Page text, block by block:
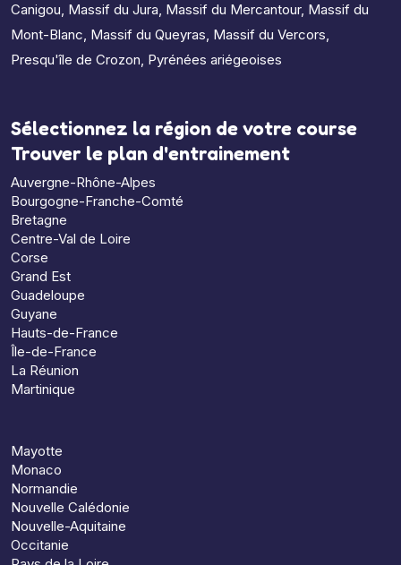
Canigou, Massif du Jura, Massif du Mercantour, Massif du
Mont-Blanc, Massif du Queyras, Massif du Vercors,
Presqu'île de Crozon, Pyrénées ariégeoises
Sélectionnez la région de votre course
Trouver le plan d'entrainement
Auvergne-Rhône-Alpes
Bourgogne-Franche-Comté
Bretagne
Centre-Val de Loire
Corse
Grand Est
Guadeloupe
Guyane
Hauts-de-France
Île-de-France
La Réunion
Martinique
Mayotte
Monaco
Normandie
Nouvelle Calédonie
Nouvelle-Aquitaine
Occitanie